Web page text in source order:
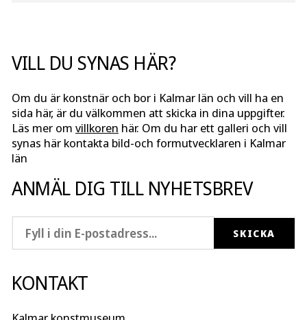
VILL DU SYNAS HÄR?
Om du är konstnär och bor i Kalmar län och vill ha en
sida här, är du välkommen att skicka in dina uppgifter.
Läs mer om villkoren här. Om du har ett galleri och vill
synas här kontakta bild-och formutvecklaren i Kalmar
län
ANMÄL DIG TILL NYHETSBREV
KONTAKT